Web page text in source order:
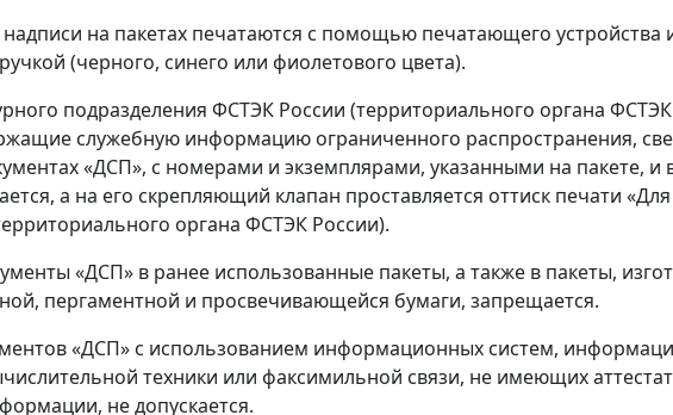
надписи на пакетах печатаются с помощью печатающего
(черного, синего или фиолетового цвета).
подразделения ФСТЭК России (территориального органа
служебную информацию ограниченного распространения,
«ДСП», с номерами и экземплярами, указанными на пакете, и
а на его скрепляющий клапан проставляется оттиск печати
органа ФСТЭК России).
«ДСП» в ранее использованные пакеты, а также в пакеты,
пергаментной и просвечивающейся бумаги, запрещается.
«ДСП» с использованием информационных систем,
техники или факсимильной связи, не имеющих
не допускается.